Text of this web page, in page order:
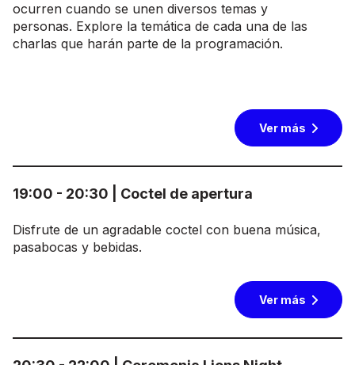
ocurren cuando se unen diversos temas y
personas. Explore la temática de cada una de las
charlas que harán parte de la programación.
Ver más
19:00 - 20:30 | Coctel de apertura
Disfrute de un agradable coctel con buena música,
pasabocas y bebidas.
Ver más